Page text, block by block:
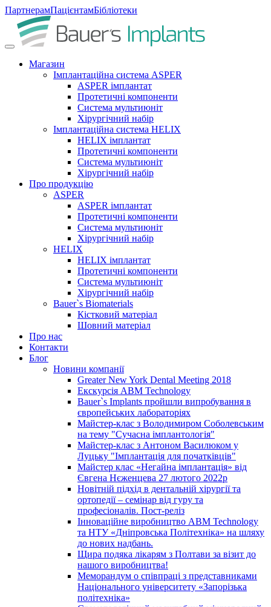
ПартнерамПацієнтамБібліотеки
Магазин
Імплантаційна система ASPER
ASPER імплантат
Протетичні компоненти
Система мультиюніт
Хірургічний набір
Імплантаційна система HELIX
HELIX імплантат
Протетичні компоненти
Система мультиюніт
Хірургічний набір
Про продукцію
ASPER
ASPER імплантат
Протетичні компоненти
Система мультиюніт
Хірургічний набір
HELIX
HELIX імплантат
Протетичні компоненти
Система мультиюніт
Хірургічний набір
Bauer`s Biomaterials
Кістковий матеріал
Шовний матеріал
Про нас
Контакти
Блог
Новини компанії
Greater New York Dental Meeting 2018
Екскурсія ABM Technology
Bauer`s Implants пройшли випробування в
європейських лабораторіях
Майстер-клас з Володимиром Соболевським
на тему "Сучасна імплантологія"
Майстер-клас з Антоном Василюком у
Луцьку "Імплантація для початківців"
Майстер клас «Негайна імплантація» від
Євгена Нєженцева 27 лютого 2022р
Новітній підхід в дентальній хірургії та
ортопедії – семінар від гуру та
професіоналів. Пост-реліз
Інноваційне виробництво ABM Technology
та НТУ «Дніпровська Політехніка» на шляху
до нових надбань.
Щира подяка лікарям з Полтави за візит до
нашого виробництва!
Меморандум о співпраці з представниками
Національного університету «Запорізька
політехніка»